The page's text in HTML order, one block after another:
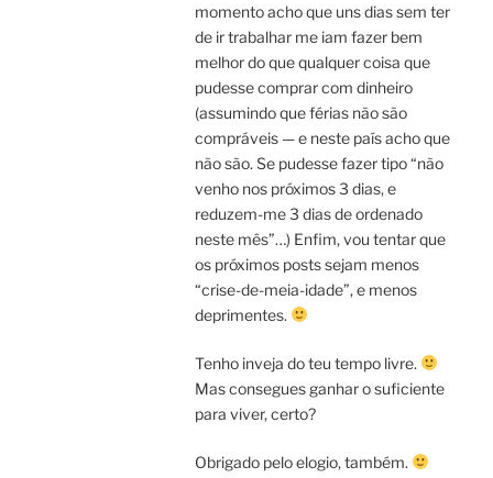
momento acho que uns dias sem ter
de ir trabalhar me iam fazer bem
melhor do que qualquer coisa que
pudesse comprar com dinheiro
(assumindo que férias não são
compráveis — e neste país acho que
não são. Se pudesse fazer tipo “não
venho nos próximos 3 dias, e
reduzem-me 3 dias de ordenado
neste mês”…) Enfim, vou tentar que
os próximos posts sejam menos
“crise-de-meia-idade”, e menos
deprimentes.
Tenho inveja do teu tempo livre.
Mas consegues ganhar o suficiente
para viver, certo?
Obrigado pelo elogio, também.